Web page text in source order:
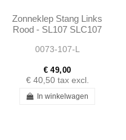
Zonneklep Stang Links
Rood - SL107 SLC107
0073-107-L
€ 49,00
€ 40,50 tax excl.
In winkelwagen